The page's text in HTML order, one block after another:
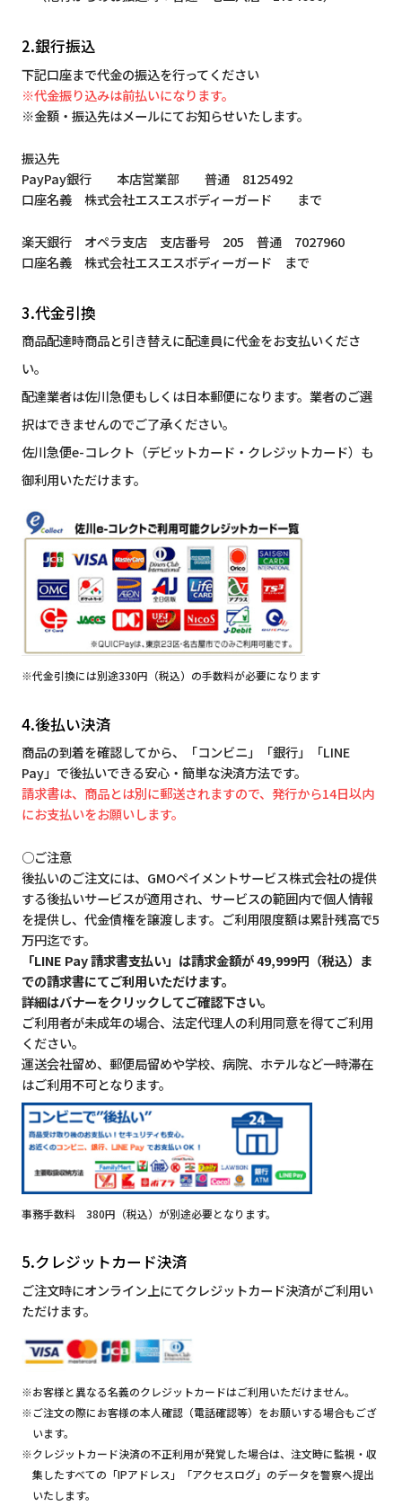
2.銀行振込
下記口座まで代金の振込を行ってください
※代金振り込みは前払いになります。
※金額・振込先はメールにてお知らせいたします。
振込先
PayPay銀行 本店営業部 普通 8125492
口座名義 株式会社エスエスボディーガード まで
楽天銀行 オペラ支店 支店番号 205 普通 7027960
口座名義 株式会社エスエスボディーガード まで
3.代金引換
商品配達時商品と引き替えに配達員に代金をお支払いくださ
い。
配達業者は佐川急便もしくは日本郵便になります。業者のご選
択はできませんのでご了承ください。
佐川急便e-コレクト（デビットカード・クレジットカード）も
御利用いただけます。
※代金引換には別途330円（税込）の手数料が必要になります
4.後払い決済
商品の到着を確認してから、「コンビニ」「銀行」「LINE
Pay」で後払いできる安心・簡単な決済方法です。
請求書は、商品とは別に郵送されますので、発行から14日以内
にお支払いをお願いします。
○ご注意
後払いのご注文には、GMOペイメントサービス株式会社の提供
する後払いサービスが適用され、サービスの範囲内で個人情報
を提供し、代金債権を譲渡します。ご利用限度額は累計残高で5
万円迄です。
「LINE Pay 請求書支払い」は請求金額が 49,999円（税込）ま
での請求書にてご利用いただけます。
詳細はバナーをクリックしてご確認下さい。
ご利用者が未成年の場合、法定代理人の利用同意を得てご利用
ください。
運送会社留め、郵便局留めや学校、病院、ホテルなど一時滞在
はご利用不可となります。
事務手数料 380円（税込）が別途必要となります。
5.クレジットカード決済
ご注文時にオンライン上にてクレジットカード決済がご利用い
ただけます。
※お客様と異なる名義のクレジットカードはご利用いただけません。
※ご注文の際にお客様の本人確認（電話確認等）をお願いする場合もござ
います。
※クレジットカード決済の不正利用が発覚した場合は、注文時に監視・収
集したすべての「IPアドレス」「アクセスログ」のデータを警察へ提出
いたします。